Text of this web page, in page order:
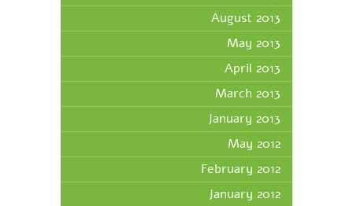
August 2013
May 2013
April 2013
March 2013
January 2013
May 2012
February 2012
January 2012